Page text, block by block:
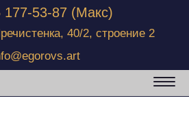
177-53-87 (Макс)
40/2, строение 2